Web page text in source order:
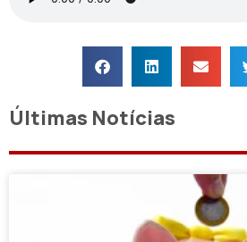
Últimas Notícias